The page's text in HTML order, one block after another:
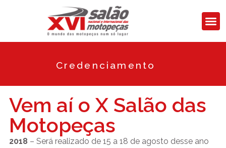
Credenciamento
Vem aí o X Salão das
Motopeças
2018 – Será realizado de 15 a 18 de agosto desse ano